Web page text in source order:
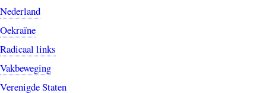
Nederland
Oekraïne
Radicaal links
Vakbeweging
Verenigde Staten